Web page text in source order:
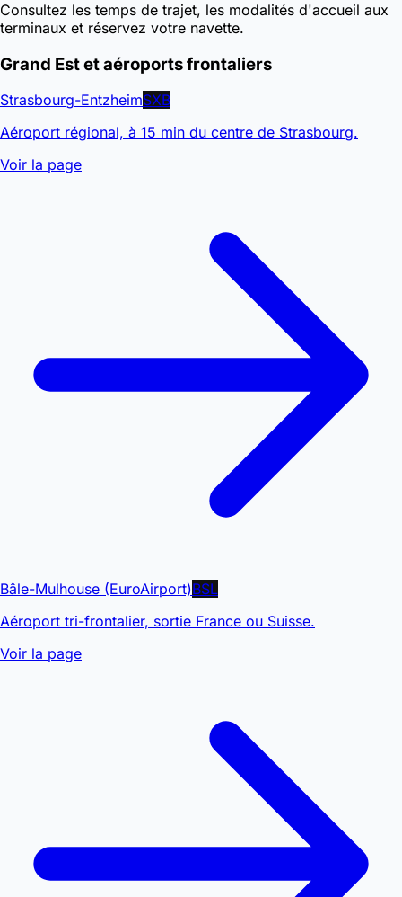
Consultez les temps de trajet, les modalités d'accueil aux
terminaux et réservez votre navette.
Grand Est et aéroports frontaliers
Strasbourg-EntzheimSXB
Aéroport régional, à 15 min du centre de Strasbourg.
Voir la page
Bâle-Mulhouse (EuroAirport)BSL
Aéroport tri-frontalier, sortie France ou Suisse.
Voir la page